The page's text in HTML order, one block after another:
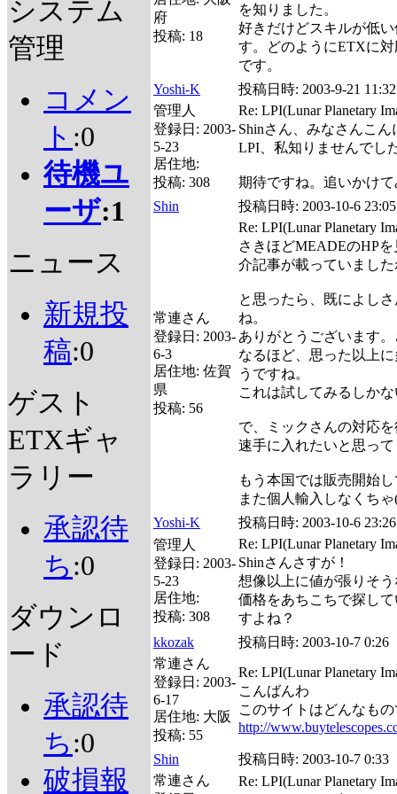
システム
管理
コメン
ト :0
待機ユ
ーザ:1
ニュース
新規投
稿:0
ゲスト
ETXギャ
ラリー
承認待
ち :0
ダウンロ
ード
承認待
ち :0
破損報
府
投稿: 18
を知りました。
好きだけどスキルが低
す。どのようにETXに
です。
Yoshi-K
投稿日時: 2003-9-21 11:32
管理人
登録日: 2003-
5-23
居住地:
投稿: 308
Re: LPI(Lunar Planetary
Shinさん、みなさんこん
LPI、私知りませんでし
期待ですね。追いかけ
Shin
投稿日時: 2003-10-6 23:05
常連さん
登録日: 2003-
6-3
居住地: 佐賀
県
投稿: 56
Re: LPI(Lunar Planetary
さきほどMEADEのHP
介記事が載っていました
と思ったら、既によし
ね。
ありがとうございます
なるほど、思った以上
うですね。
これは試してみるしか
で、ミックさんの対応
速手に入れたいと思っ
もう本国では販売開始
また個人輸入しなくち
Yoshi-K
投稿日時: 2003-10-6 23:26
管理人
登録日: 2003-
5-23
居住地:
投稿: 308
Re: LPI(Lunar Planetary
Shinさんさすが！
想像以上に値が張りそ
価格をあちこちで探し
すよね？
kkozak
投稿日時: 2003-10-7 0:26
常連さん
登録日: 2003-
6-17
居住地: 大阪
投稿: 55
Re: LPI(Lunar Planetary
こんばんわ
このサイトはどんなも
http://
Shin 投稿日時: 2003-10-7 0:33
常連さん
Re: LPI(Lunar Planetary